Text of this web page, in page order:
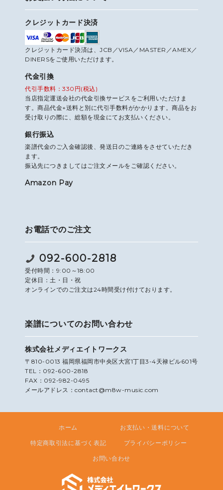
クレジットカード決済
クレジットカード決済は、JCB／VISA／MASTER／AMEX／
DINERSをご使用いただけます。
代金引換
代引手数料：330円(税込)
当店指定運送会社の代金引換サービスをご利用いただけま
す。商品代金+送料と別に代引手数料がかかります。商品をお
受け取りの際に、総額を現金にてお支払いください。
銀行振込
楽譜代金のご入金確認後、発送日のご連絡をさせていただき
ます。
振込先につきましてはご注文メールをご確認ください。
Amazon Pay
お電話でのご注文
092-600-2818
受付時間：9:00～18:00
定休日：土・日・祝
オンラインでのご注文は24時間受け付けております。
楽譜についてのお問い合わせ
株式会社メディエイトワークス
〒810-0013 福岡県福岡市中央区大宮1丁目3-4天禄ビル601号
TEL：092-600-2818
FAX：092-982-0495
メールアドレス：contact@m8w-music.com
ホーム お支払い・送料について
特定商取引法に基づく表記 プライバシーポリシー
お問い合わせ